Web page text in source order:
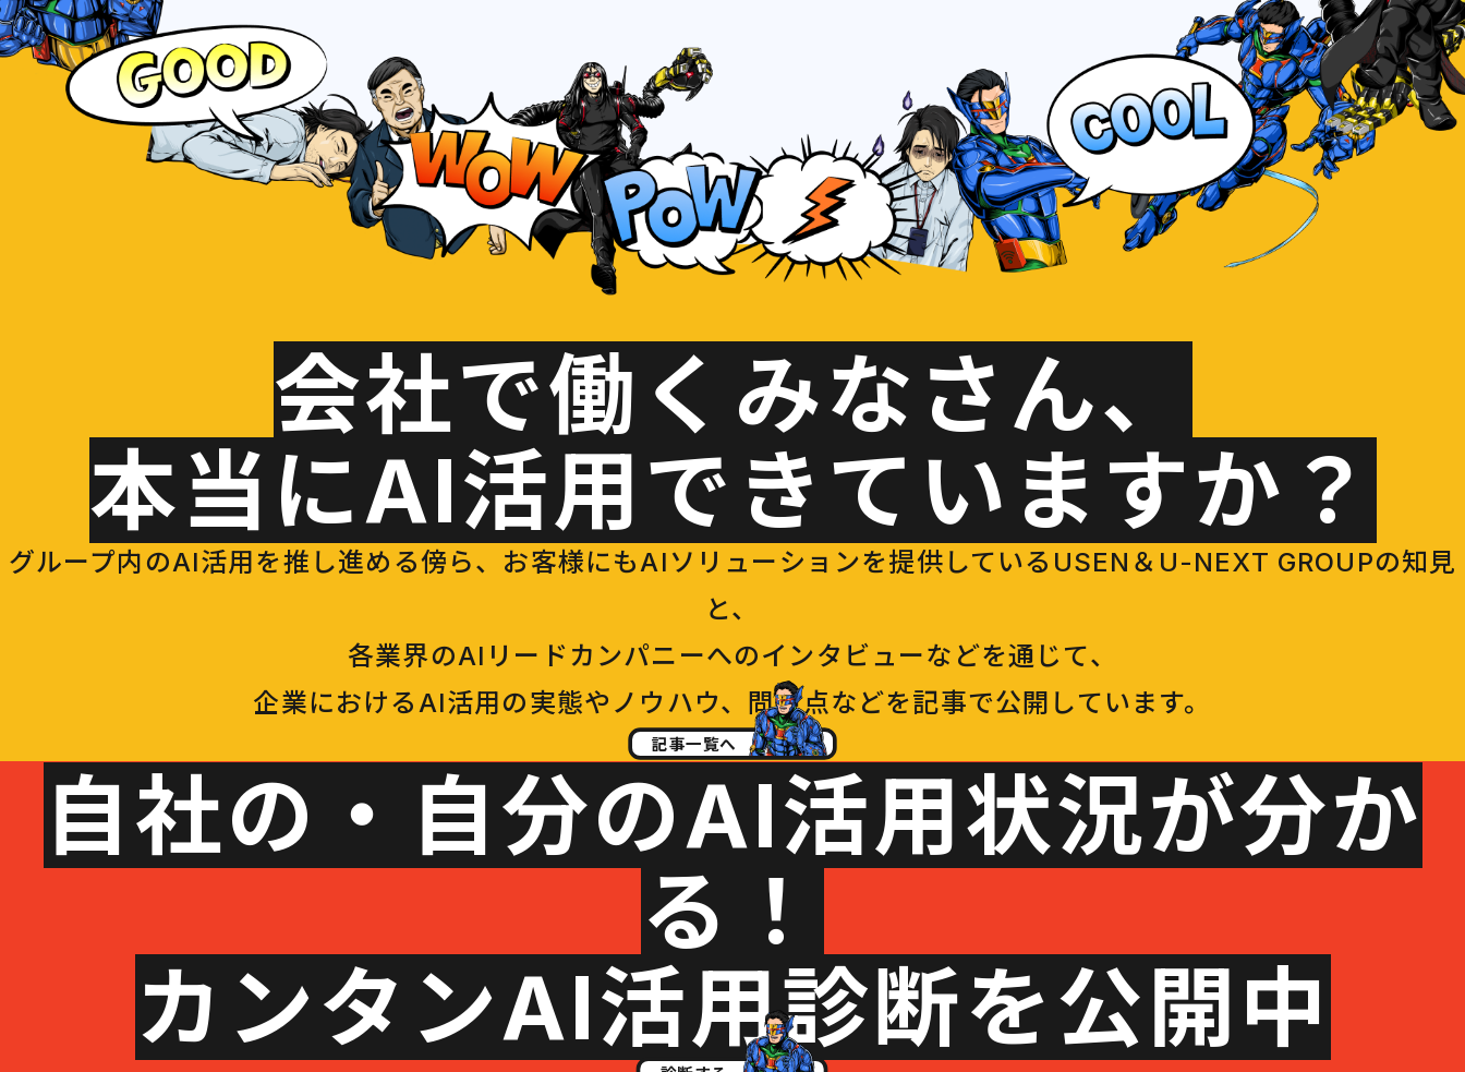
会社で働くみなさん、
本当にAI活用できていますか？
グループ内のAI活用を推し進める傍ら、お客様にもAIソリューションを提供しているUSEN＆U-NEXT GROUPの知見
と、
各業界のAIリードカンパニーへのインタビューなどを通じて、
企業におけるAI活用の実態やノウハウ、問題点などを記事で公開しています。
記事一覧へ
自社の・自分のAI活用状況が分か
る！
カンタンAI活用診断を公開中